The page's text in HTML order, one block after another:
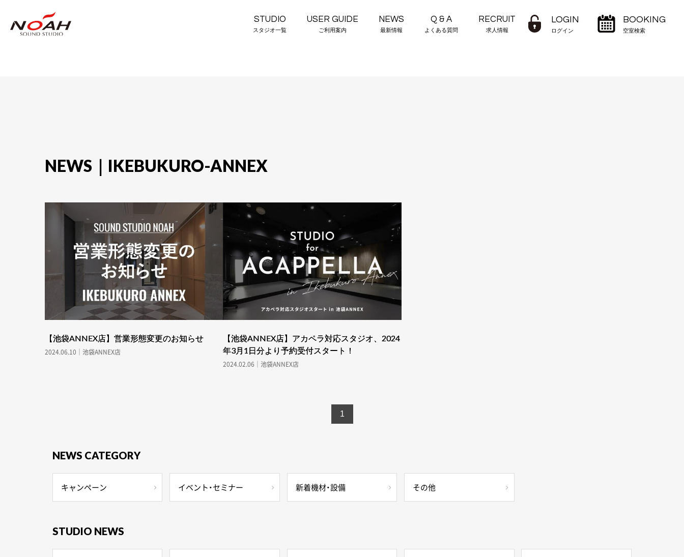
STUDIO
スタジオ一覧
USER GUIDE
ご利用案内
NEWS
最新情報
Q & A
よくある質問
RECRUIT
求人情報
LOGIN
ログイン
BOOKING
空室検索
NEWS｜IKEBUKURO-ANNEX
【池袋ANNEX店】営業形態変更のお知らせ
2024.06.10｜池袋ANNEX店
【池袋ANNEX店】アカペラ対応スタジオ、2024
年3月1日分より予約受付スタート！
2024.02.06｜池袋ANNEX店
1
NEWS CATEGORY
キャンペーン イベント・セミナー 新着機材・設備 その他
STUDIO NEWS